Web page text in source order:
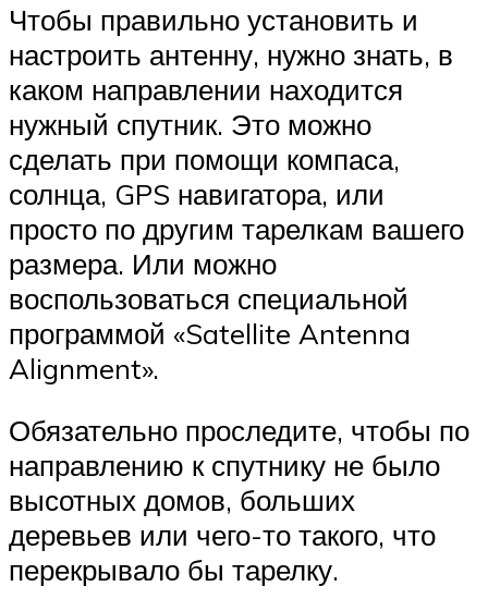
Чтобы правильно установить и
настроить антенну, нужно знать, в
каком направлении находится
нужный спутник. Это можно
сделать при помощи компаса,
солнца, GPS навигатора, или
просто по другим тарелкам вашего
размера. Или можно
воспользоваться специальной
программой «Satellite Antenna
Alignment».
Обязательно проследите, чтобы по
направлению к спутнику не было
высотных домов, больших
деревьев или чего-то такого, что
перекрывало бы тарелку.